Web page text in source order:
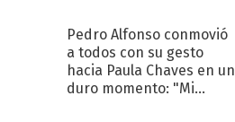
Pedro Alfonso conmovió
a todos con su gesto
hacia Paula Chaves en un
duro momento: "Mi